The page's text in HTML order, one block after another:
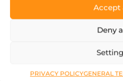
Accept
Deny
PRIVACY POLICYGENERAL